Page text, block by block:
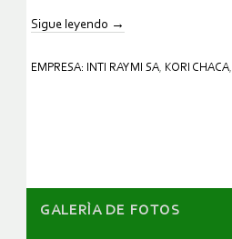
Sigue leyendo →
EMPRESA: INTI RAYMI SA, KORI CHACA,
GALERÌA DE FOTOS